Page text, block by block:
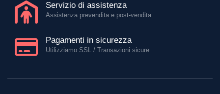
Servizio di assistenza
Assistenza prevendita e post-vendita
Pagamenti in sicurezza
Utilizziamo SSL / Transazioni sicure